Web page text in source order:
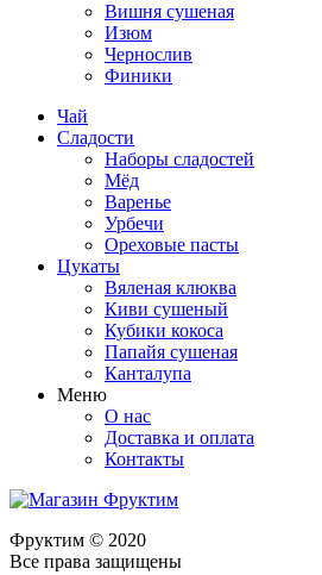
Вишня сушеная
Изюм
Чернослив
Финики
Чай
Сладости
Наборы сладостей
Мёд
Варенье
Урбечи
Ореховые пасты
Цукаты
Вяленая клюква
Киви сушеный
Кубики кокоса
Папайя сушеная
Канталупа
Меню
О нас
Доставка и оплата
Контакты
Фруктим © 2020
Все права защищены